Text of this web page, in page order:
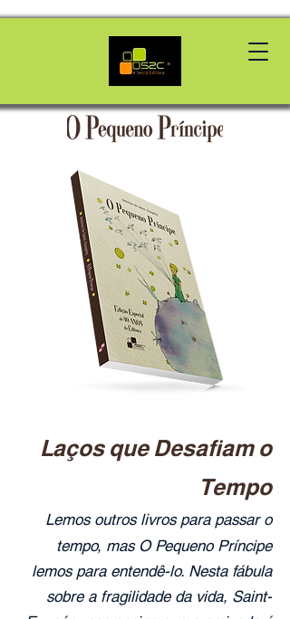
Laços que Desafiam o
Tempo
Lemos outros livros para passar o
tempo, mas O Pequeno Príncipe
lemos para entendê-lo. Nesta fábula
sobre a fragilidade da vida, Saint-